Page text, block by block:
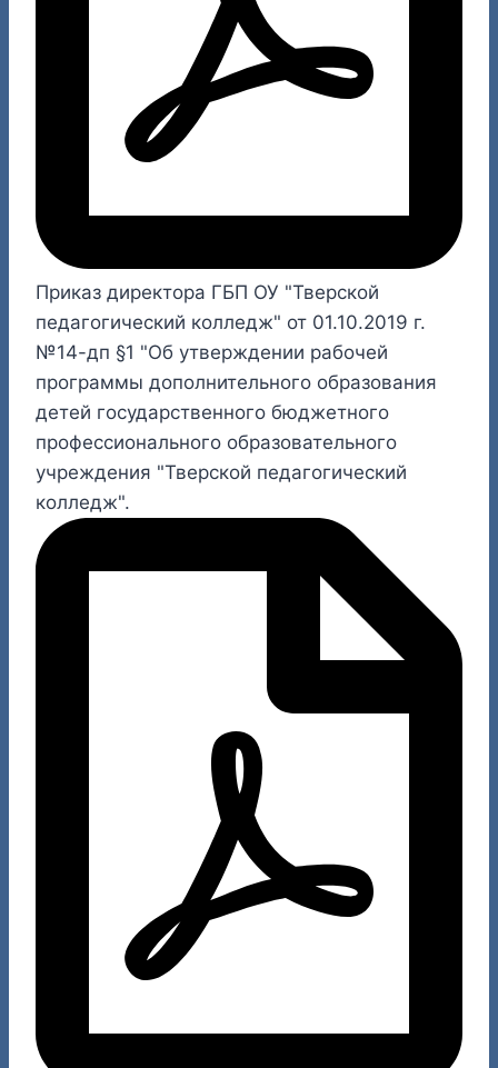
Приказ директора ГБП ОУ "Тверской
педагогический колледж" от 01.10.2019 г.
№14-дп §1 "Об утверждении рабочей
программы дополнительного образования
детей государственного бюджетного
профессионального образовательного
учреждения "Тверской педагогический
колледж".